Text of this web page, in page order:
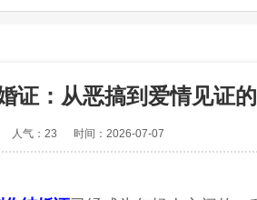
证：从恶搞到爱情见证
人气：23 时间：2026-07-07